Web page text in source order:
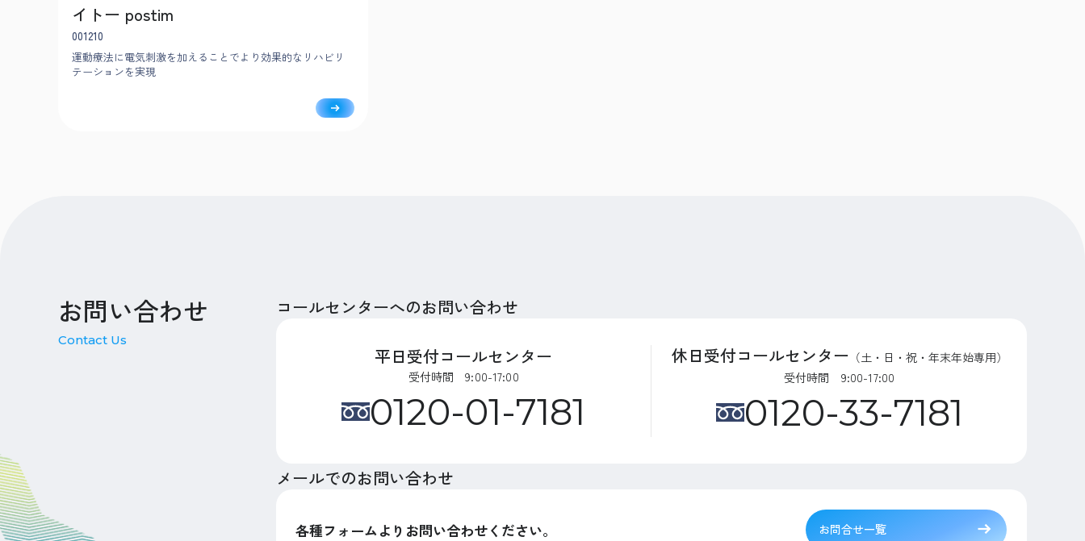
イトー postim
001210
運動療法に電気刺激を加えることでより効果的なリハビリ
テーションを実現
お問い合わせ
Contact Us
コールセンターへのお問い合わせ
平日受付コールセンター
受付時間 9:00-17:00
0120-01-7181
休日受付コールセンター （土・日・祝・年末年始専用）
受付時間 9:00-17:00
0120-33-7181
メールでのお問い合わせ
各種フォームよりお問い合わせください。 お問合せ一覧